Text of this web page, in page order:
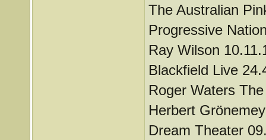
The Australian
Progressive
Ray Wilson
Blackfield Live
Roger Waters
Herbert
Dream Theater